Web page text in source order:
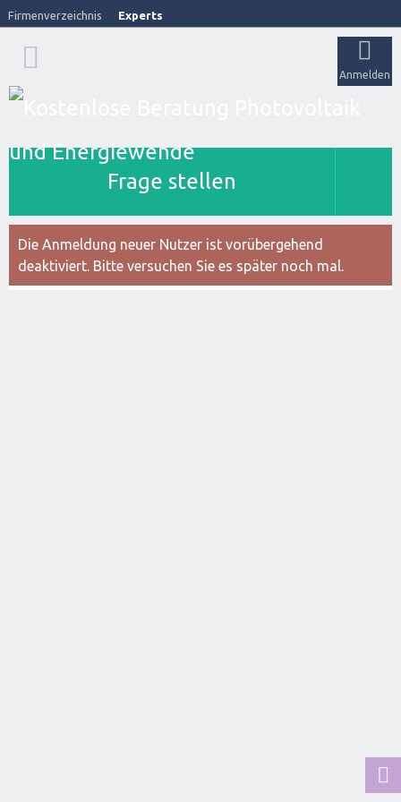
Firmenverzeichnis Experts
Anmelden
Frage stellen
Die Anmeldung neuer Nutzer ist vorübergehend
deaktiviert. Bitte versuchen Sie es später noch mal.